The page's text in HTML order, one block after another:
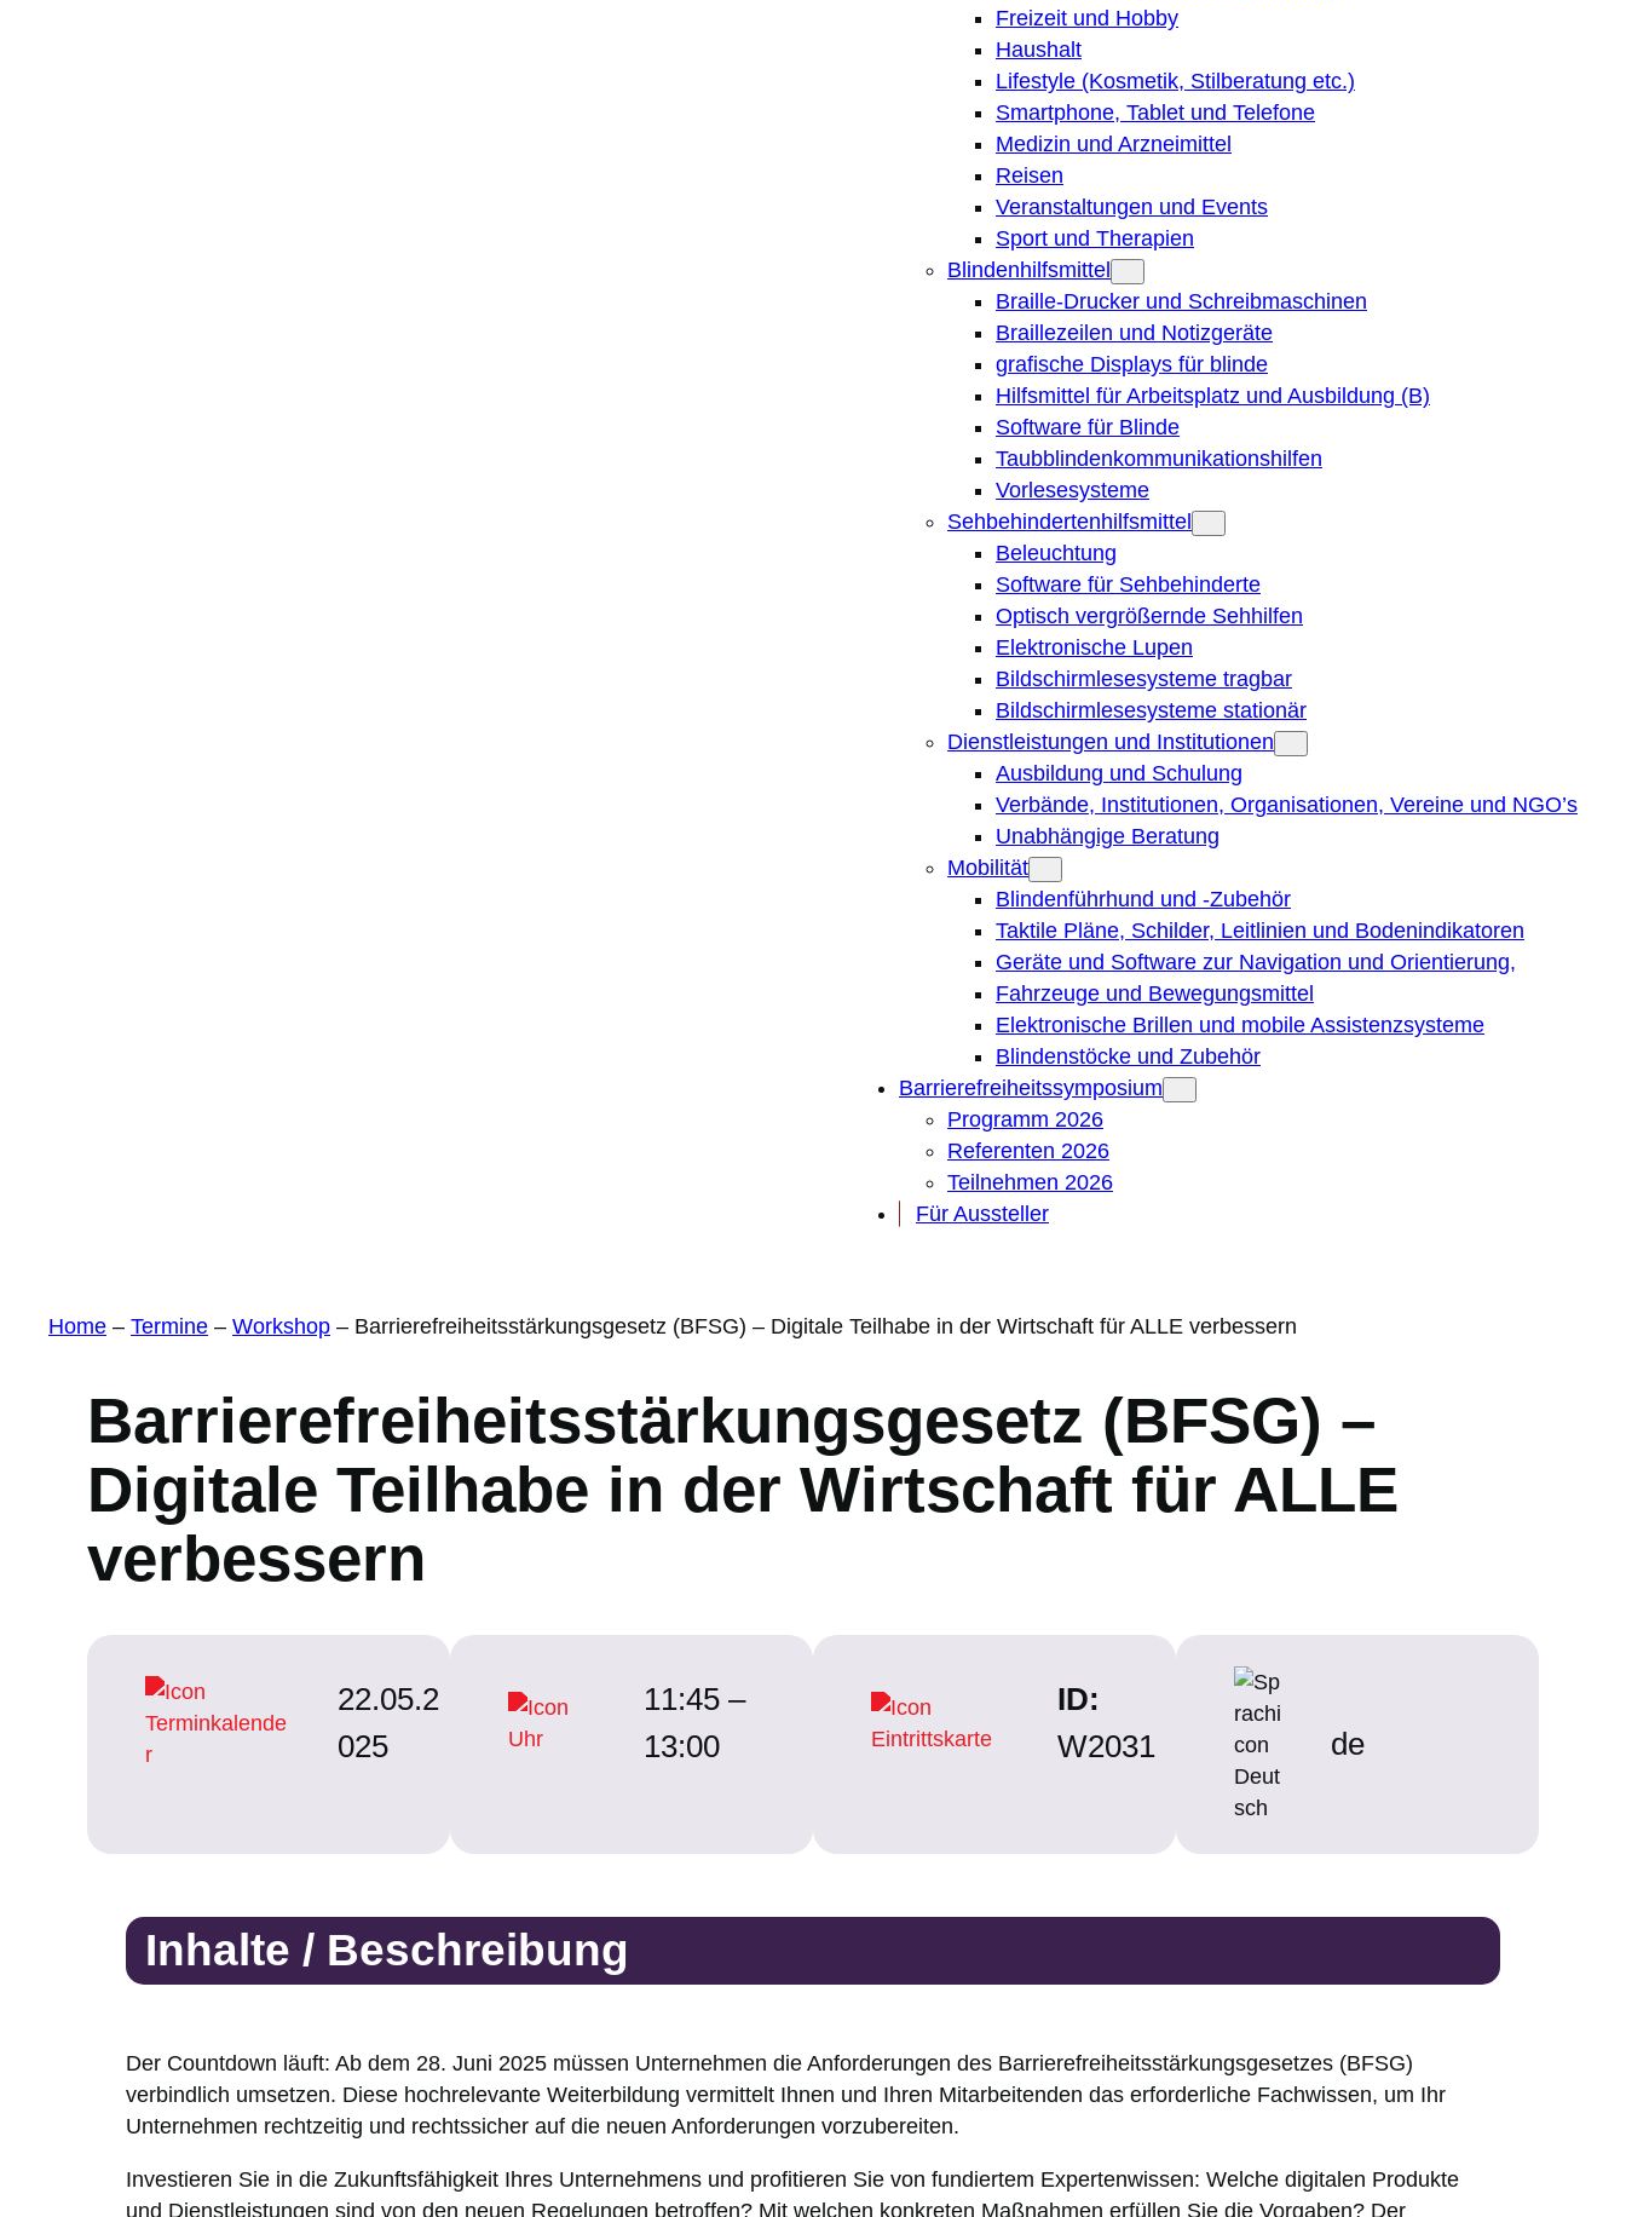
Freizeit und Hobby
Haushalt
Lifestyle (Kosmetik, Stilberatung etc.)
Smartphone, Tablet und Telefone
Medizin und Arzneimittel
Reisen
Veranstaltungen und Events
Sport und Therapien
Blindenhilfsmittel
Braille-Drucker und Schreibmaschinen
Braillezeilen und Notizgeräte
grafische Displays für blinde
Hilfsmittel für Arbeitsplatz und Ausbildung (B)
Software für Blinde
Taubblindenkommunikationshilfen
Vorlesesysteme
Sehbehindertenhilfsmittel
Beleuchtung
Software für Sehbehinderte
Optisch vergrößernde Sehhilfen
Elektronische Lupen
Bildschirmlesesysteme tragbar
Bildschirmlesesysteme stationär
Dienstleistungen und Institutionen
Ausbildung und Schulung
Verbände, Institutionen, Organisationen, Vereine und NGO’s
Unabhängige Beratung
Mobilität
Blindenführhund und -Zubehör
Taktile Pläne, Schilder, Leitlinien und Bodenindikatoren
Geräte und Software zur Navigation und Orientierung,
Fahrzeuge und Bewegungsmittel
Elektronische Brillen und mobile Assistenzsysteme
Blindenstöcke und Zubehör
Barrierefreiheitssymposium
Programm 2026
Referenten 2026
Teilnehmen 2026
Für Aussteller
Home – Termine – Workshop – Barrierefreiheitsstärkungsgesetz (BFSG) – Digitale Teilhabe in der Wirtschaft für ALLE verbessern
Barrierefreiheitsstärkungsgesetz (BFSG) –
Digitale Teilhabe in der Wirtschaft für ALLE
verbessern
22.05.2
025
11:45 –
13:00
ID:
W2031
de
Inhalte / Beschreibung
Der Countdown läuft: Ab dem 28. Juni 2025 müssen Unternehmen die Anforderungen des Barrierefreiheitsstärkungsgesetzes (BFSG)
verbindlich umsetzen. Diese hochrelevante Weiterbildung vermittelt Ihnen und Ihren Mitarbeitenden das erforderliche Fachwissen, um Ihr
Unternehmen rechtzeitig und rechtssicher auf die neuen Anforderungen vorzubereiten.
Investieren Sie in die Zukunftsfähigkeit Ihres Unternehmens und profitieren Sie von fundiertem Expertenwissen: Welche digitalen Produkte
und Dienstleistungen sind von den neuen Regelungen betroffen? Mit welchen konkreten Maßnahmen erfüllen Sie die Vorgaben? Der